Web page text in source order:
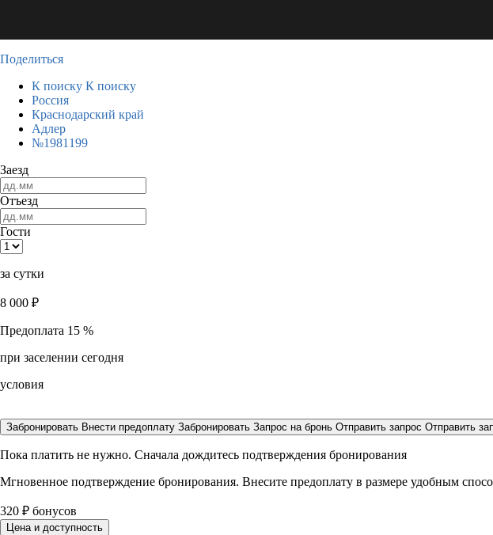
Поделиться
К поиску К поиску
Россия
Краснодарский край
Адлер
№1981199
Заезд
Отъезд
Гости
за сутки
8 000 ₽
Предоплата 15 %
при заселении сегодня
условия
Забронировать Внести предоплату Забронировать Запрос на бронь Отправить запрос Отправить
Пока платить не нужно. Сначала дождитесь подтверждения бронирования
Мгновенное подтверждение бронирования. Внесите предоплату в размере удобным
320 ₽ бонусов
Цена и доступность